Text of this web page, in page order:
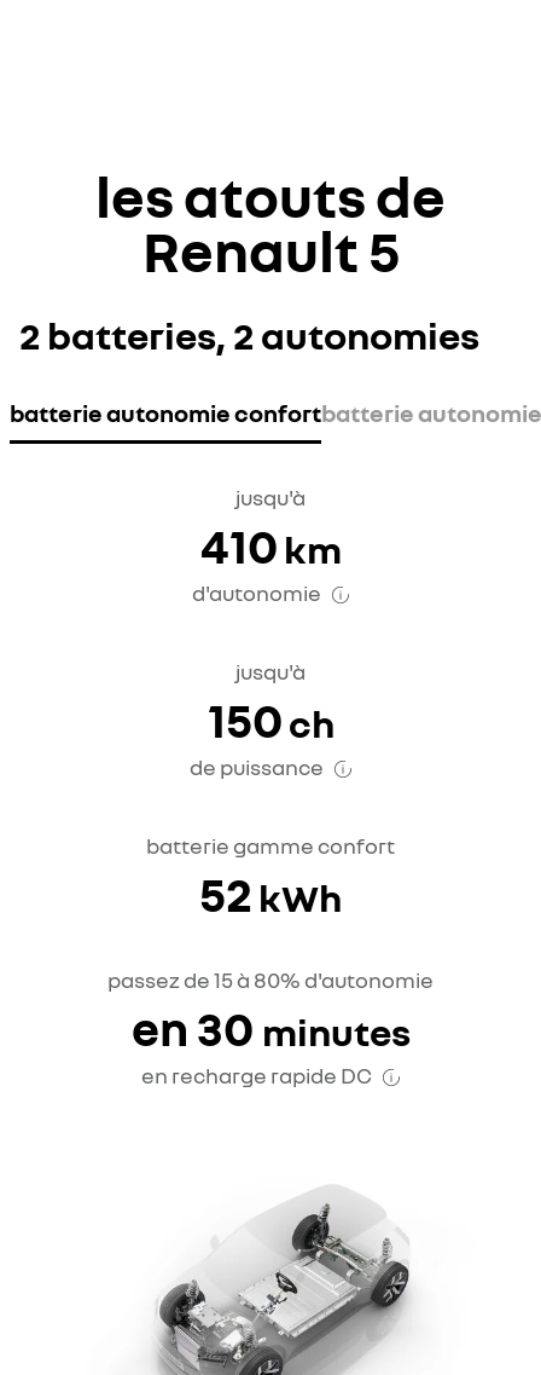
les atouts de
Renault 5
2 batteries, 2 autonomies
batterie autonomie confortbatterie
jusqu'à
410 km
d'autonomie
jusqu'à
150ch
de puissance
batterie gamme confort
52 kWh
passez de 15 à 80% d'autonomie
en 30 minutes
en recharge rapide DC